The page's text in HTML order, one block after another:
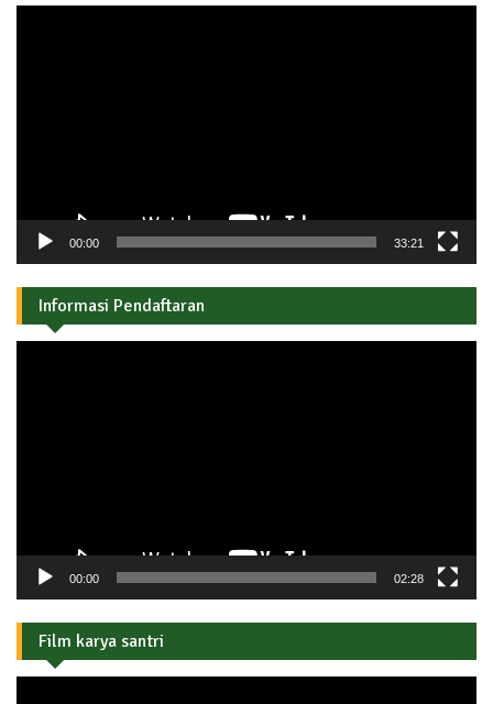
00:00 33:21
Informasi Pendaftaran
00:00 02:28
Film karya santri